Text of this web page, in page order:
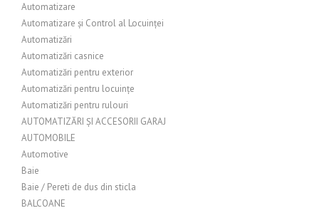
Automatizare
Automatizare și Control al Locuinței
Automatizări
Automatizări casnice
Automatizări pentru exterior
Automatizări pentru locuințe
Automatizări pentru rulouri
AUTOMATIZĂRI ȘI ACCESORII GARAJ
AUTOMOBILE
Automotive
Baie
Baie / Pereti de dus din sticla
BALCOANE